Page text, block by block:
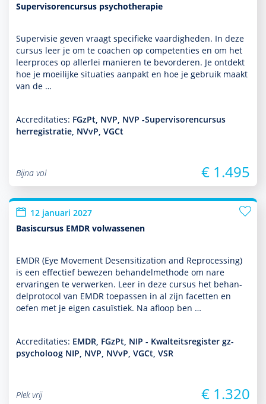
Supervisorencursus psychotherapie
Supervisie geven vraagt speci­fieke vaar­dig­heden. In deze
cursus leer je om te coachen op compe­ten­ties en om het
leerproces op allerlei manieren te bevor­deren. Je ontdekt
hoe je moeilijke situaties aanpakt en hoe je gebruik maakt
van de …
Accreditaties: FGzPt, NVP, NVP -Supervisorencursus
herregistratie, NVvP, VGCt
Bijna vol € 1.495
12 januari 2027
Basiscursus EMDR volwassenen
EMDR (Eye Movement Desensitization and Reprocessing)
is een effectief bewezen behan­delmethode om nare
ervaringen te verwerken. Leer in deze cursus het behan­
delprotocol van EMDR toe­pas­sen in al zijn facetten en
oefen met je eigen casuïstiek. Na afloop ben …
Accreditaties: EMDR, FGzPt, NIP - Kwalteitsregister gz-
psycholoog NIP, NVP, NVvP, VGCt, VSR
Plek vrij € 1.320